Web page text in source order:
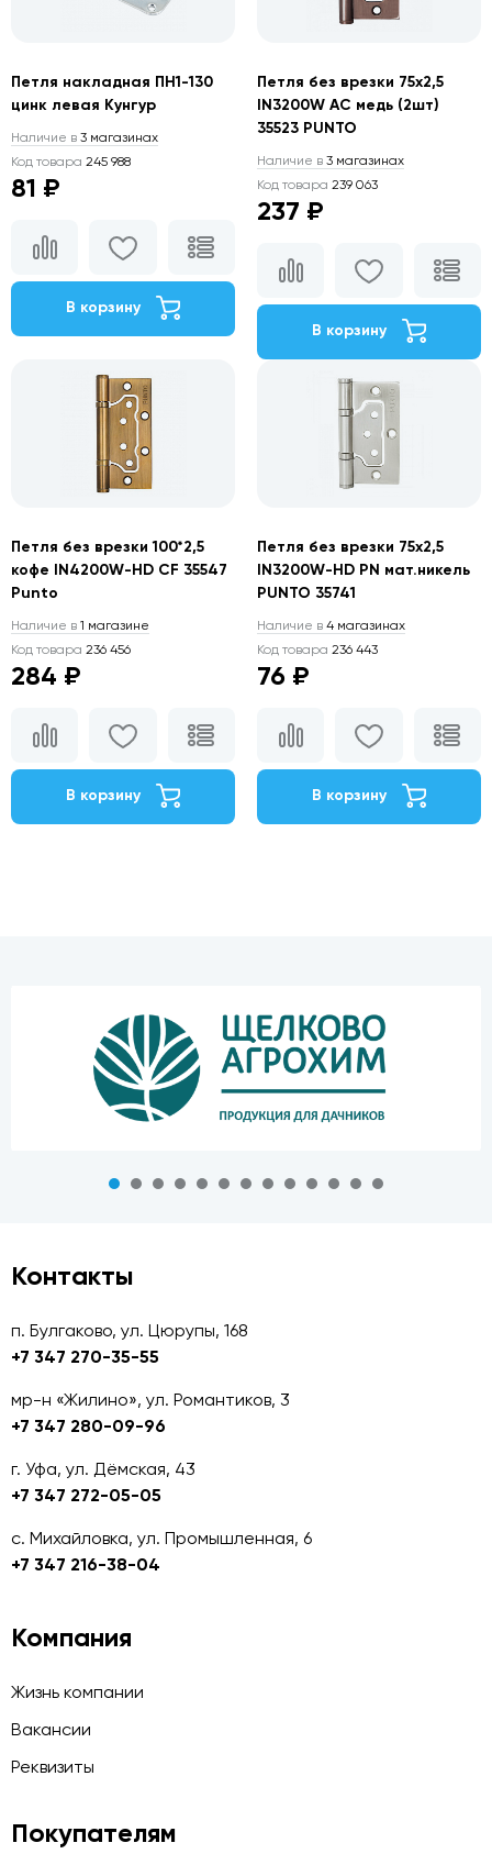
Петля накладная ПН1-130
цинк левая Кунгур
Наличие в 3 магазинах
Код товара 245 988
81 ₽
В корзину
Петля без врезки 75х2,5
IN3200W АС медь (2шт)
35523 PUNTO
Наличие в 3 магазинах
Код товара 239 063
237 ₽
В корзину
Петля без врезки 100*2,5
кофе IN4200W-HD CF 35547
Punto
Наличие в 1 магазине
Код товара 236 456
284 ₽
В корзину
Петля без врезки 75х2,5
IN3200W-HD PN мат.никель
PUNTO 35741
Наличие в 4 магазинах
Код товара 236 443
76 ₽
В корзину
Контакты
п. Булгаково, ул. Цюрупы, 168
+7 347 270-35-55
мр-н «Жилино», ул. Романтиков, 3
+7 347 280-09-96
г. Уфа, ул. Дёмская, 43
+7 347 272-05-05
с. Михайловка, ул. Промышленная, 6
+7 347 216-38-04
Компания
Жизнь компании
Вакансии
Реквизиты
Покупателям